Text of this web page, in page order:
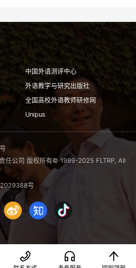
中国外语测评中心
外语教学与研究出版社
全国高校外语教师研修网
Unipus
任公司 版权所有© 1999-2025 FLTRP, All
号